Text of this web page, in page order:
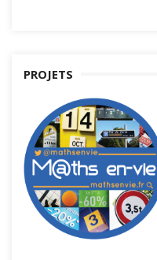
PROJETS